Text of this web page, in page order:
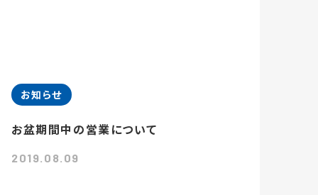
お知らせ
お盆期間中の営業について
2019.08.09